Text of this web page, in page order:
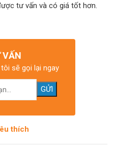
tư vấn và có giá tốt hơn.
VẤN
sẽ gọi lại ngay
thích